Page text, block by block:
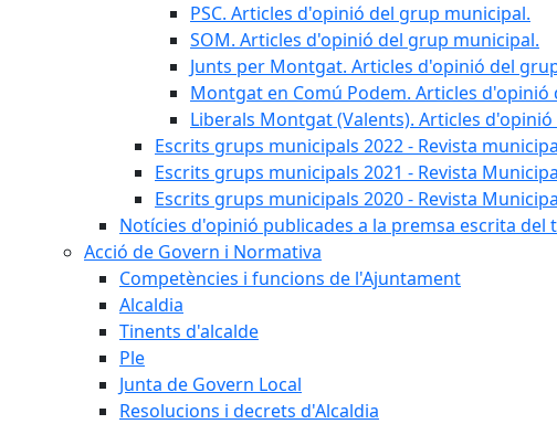
PSC. Articles d'opinió del grup municipal.
SOM. Articles d'opinió del grup municipal.
Junts per Montgat. Articles d'opinió del
Montgat en Comú Podem. Articles
Liberals Montgat (Valents). Articles
Escrits grups municipals 2022 - Revista
Escrits grups municipals 2021 - Revista
Escrits grups municipals 2020 - Revista
Notícies d'opinió publicades a la premsa escrita del
Acció de Govern i Normativa
Competències i funcions de l'Ajuntament
Alcaldia
Tinents d'alcalde
Ple
Junta de Govern Local
Resolucions i decrets d'Alcaldia